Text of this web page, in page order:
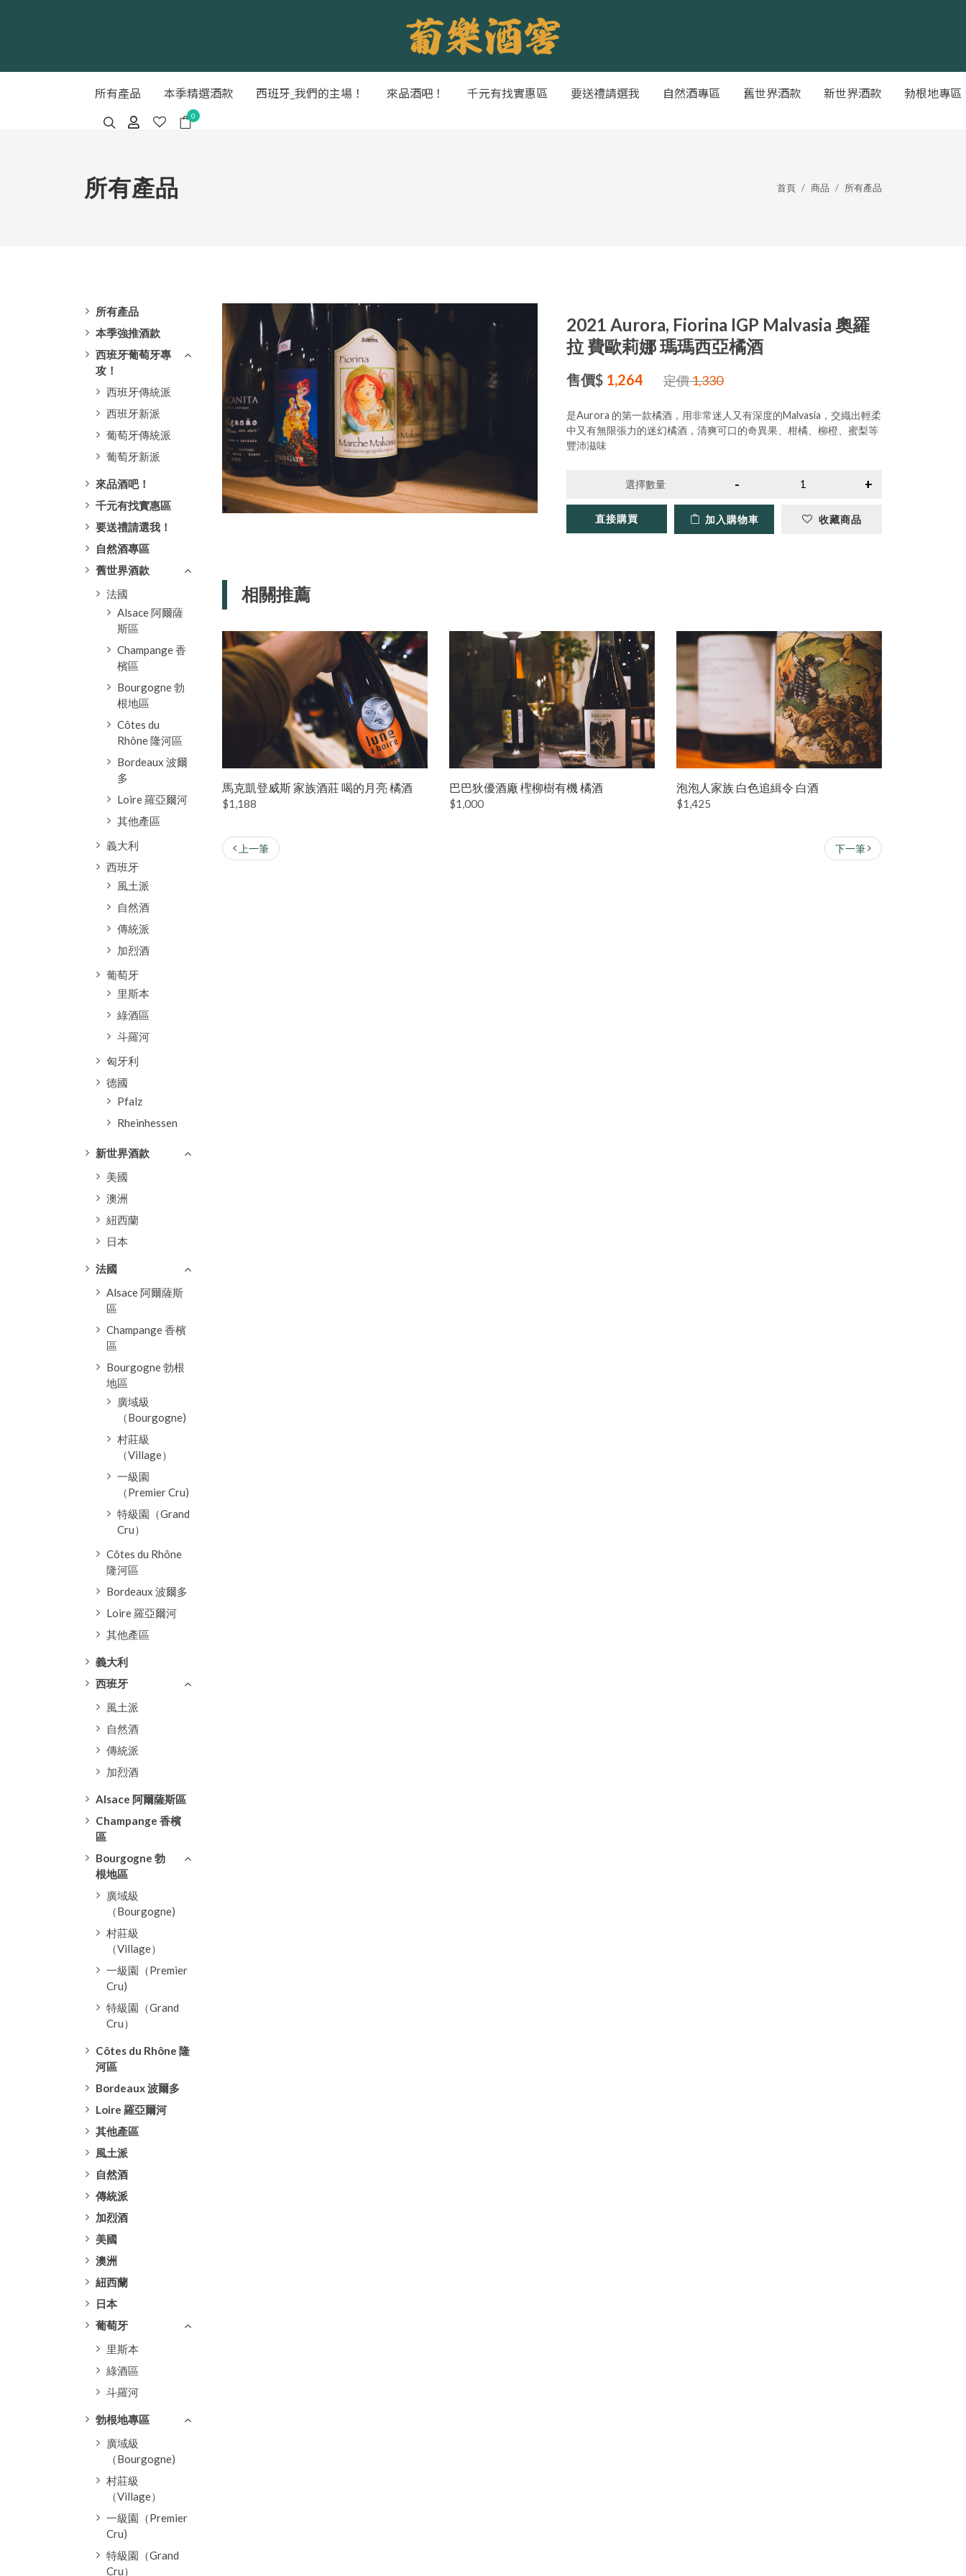
0
所有產品 本季精選酒款 西班牙_我們的主場！ 來品酒吧！ 千元有找實惠區 要送禮請選我 自然酒專區 舊世界酒款 新世界酒款 勃根地專區
所有產品 首頁 商品 所有產品
所有產品
本季強推酒款
西班牙葡萄牙專
攻！
西班牙傳統派
西班牙新派
葡萄牙傳統派
葡萄牙新派
來品酒吧！
千元有找實惠區
要送禮請選我！
自然酒專區
舊世界酒款
法國
Alsace 阿爾薩
斯區
Champange 香
檳區
Bourgogne 勃
根地區
Côtes du
Rhône 隆河區
Bordeaux 波爾
多
Loire 羅亞爾河
其他產區
義大利
西班牙
風土派
自然酒
傳統派
加烈酒
葡萄牙
里斯本
綠酒區
斗羅河
匈牙利
德國
Pfalz
Rheinhessen
新世界酒款
美國
澳洲
紐西蘭
日本
法國
Alsace 阿爾薩斯
區
Champange 香檳
區
Bourgogne 勃根
地區
廣域級
（Bourgogne)
村莊級
（Village）
一級園
（Premier Cru)
特級園（Grand
Cru）
Côtes du Rhône
隆河區
Bordeaux 波爾多
Loire 羅亞爾河
其他產區
義大利
西班牙
風土派
自然酒
傳統派
加烈酒
Alsace 阿爾薩斯區
Champange 香檳
區
Bourgogne 勃
根地區
廣域級
（Bourgogne)
村莊級
（Village）
一級園（Premier
Cru)
特級園（Grand
Cru）
Côtes du Rhône 隆
河區
Bordeaux 波爾多
Loire 羅亞爾河
其他產區
風土派
自然酒
傳統派
加烈酒
美國
澳洲
紐西蘭
日本
葡萄牙
里斯本
綠酒區
斗羅河
勃根地專區
廣域級
（Bourgogne)
村莊級
（Village）
一級園（Premier
Cru)
特級園（Grand
Cru）
2021 Aurora, Fiorina IGP Malvasia 奧羅
拉 費歐莉娜 瑪瑪西亞橘酒
售價$ 1,264 定價1,330
是Aurora 的第一款橘酒，用非常迷人又有深度的Malvasia，交織出輕柔
中又有無限張力的迷幻橘酒，清爽可口的奇異果、柑橘、柳橙、蜜梨等
豐沛滋味
選擇數量
直接購買 加入購物車 收藏商品
相關推薦
馬克凱登威斯 家族酒莊 喝的月亮 橘酒
$1,188
巴巴狄優酒廠 檉柳樹有機 橘酒
$1,000
泡泡人家族 白色追緝令 白酒
$1,425
下一筆
上一筆